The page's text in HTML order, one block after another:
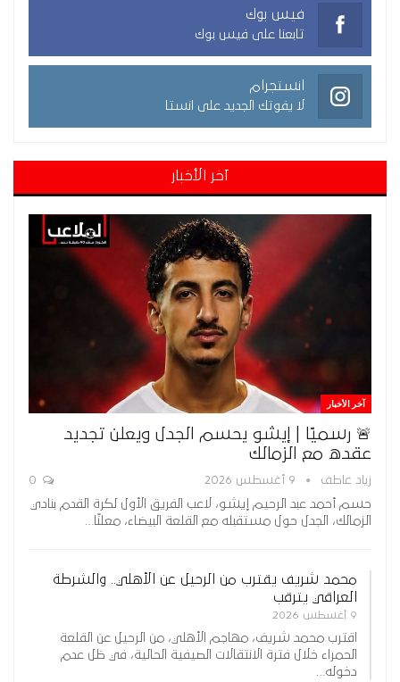
فيس بوك
تابعنا على فيس بوك
انستجرام
لا يفوتك الجديد على انستا
آخر الأخبار
آخر الأخبار
🚨 رسميًا | إيشو يحسم الجدل ويعلن تجديد
عقده مع الزمالك
زياد عاطف 9 أغسطس 2026
حسم أحمد عبد الرحيم إيشو، لاعب الفريق الأول لكرة القدم بنادي
الزمالك، الجدل حول مستقبله مع القلعة البيضاء، معلنًا…
محمد شريف يقترب من الرحيل عن الأهلي.. والشرطة
العراقي يترقب
9 أغسطس 2026
اقترب محمد شريف، مهاجم الأهلي، من الرحيل عن القلعة
الحمراء خلال فترة الانتقالات الصيفية الحالية، في ظل عدم
دخوله…